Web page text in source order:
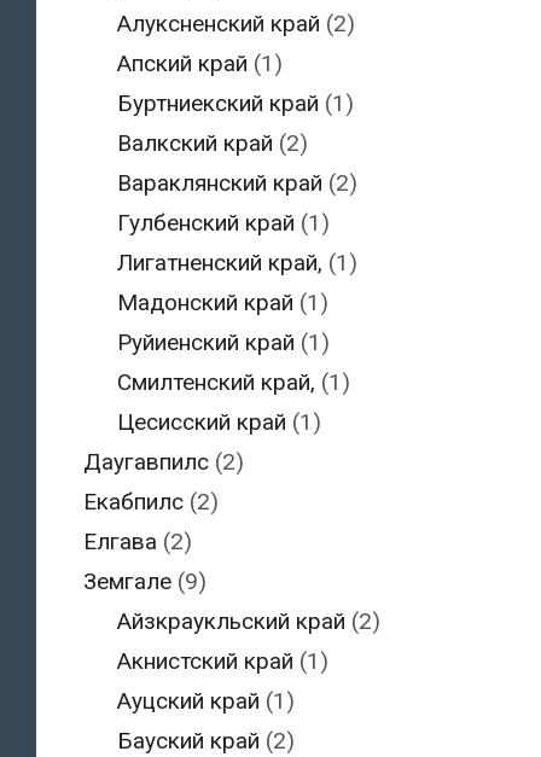
Алуксненский край (2)
Апский край (1)
Буртниекский край (1)
Валкский край (2)
Вараклянский край (2)
Гулбенский край (1)
Лигатненский край, (1)
Мадонский край (1)
Руйиенский край (1)
Смилтенский край, (1)
Цесисский край (1)
Даугавпилс(2)
Екабпилс(2)
Елгава (2)
Земгале(9)
Айзкраукльский край (2)
Акнистский край (1)
Ауцский край (1)
Бауский край (2)